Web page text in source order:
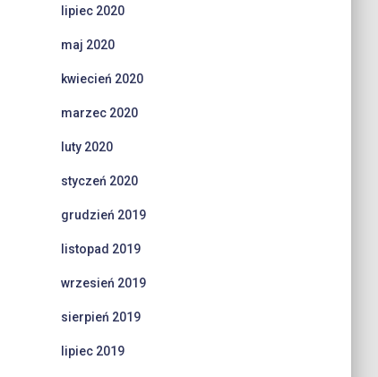
lipiec 2020
maj 2020
kwiecień 2020
marzec 2020
luty 2020
styczeń 2020
grudzień 2019
listopad 2019
wrzesień 2019
sierpień 2019
lipiec 2019